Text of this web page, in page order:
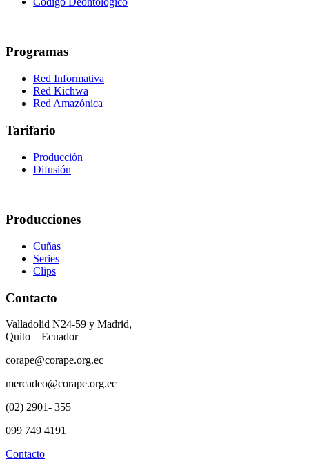
Programas
Red Informativa
Red Kichwa
Red Amazónica
Tarifario
Producción
Difusión
Producciones
Cuñas
Series
Clips
Contacto
Valladolid N24-59 y Madrid,
Quito – Ecuador
corape@corape.org.ec
mercadeo@corape.org.ec
(02) 2901- 355
099 749 4191
Contacto